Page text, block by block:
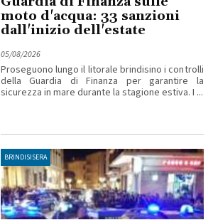
moto d'acqua: 33 sanzioni
dall'inizio dell'estate
05/08/2026
Proseguono lungo il litorale brindisino i controlli
della Guardia di Finanza per garantire la
sicurezza in mare durante la stagione estiva. I ...
BRINDISISERA